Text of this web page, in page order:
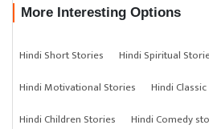
More Interesting Options
Hindi Short Stories Hindi Spiritual
Hindi Motivational Stories
Hindi
Hindi Children Stories
Hindi Comedy